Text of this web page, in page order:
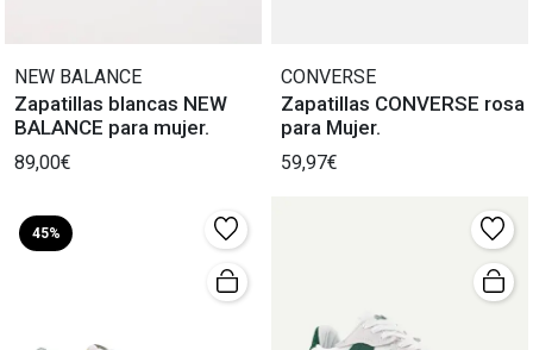
NEW BALANCE
Zapatillas blancas NEW
BALANCE para mujer.
89,00€
CONVERSE
Zapatillas CONVERSE rosa
para Mujer.
59,97€
45%